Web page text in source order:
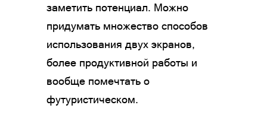
заметить потенциал. Можно
придумать множество способов
использования двух экранов,
более продуктивной работы и
вообще помечтать о
футуристическом.